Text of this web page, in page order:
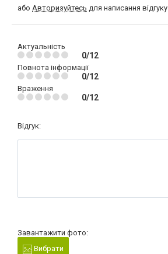
або Авторизуйтесь для написання відгуку
Актуальність
0/12
Повнота інформації
0/12
Враження
0/12
Відгук:
Завантажити фото:
Вибрати